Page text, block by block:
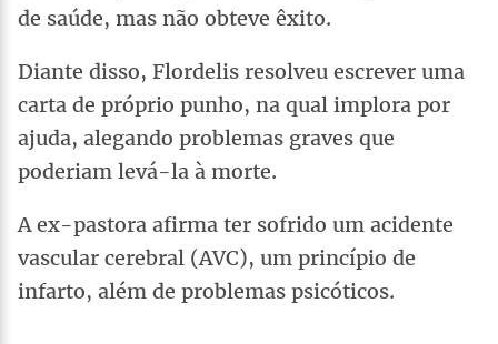
de saúde, mas não obteve êxito.
Diante disso, Flordelis resolveu escrever uma
carta de próprio punho, na qual implora por
ajuda, alegando problemas graves que
poderiam levá-la à morte.
A ex-pastora afirma ter sofrido um acidente
vascular cerebral (AVC), um princípio de
infarto, além de problemas psicóticos.